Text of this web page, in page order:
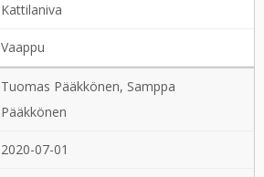
Kattilaniva
Vaappu
Tuomas Pääkkönen, Samppa
Pääkkönen
2020-07-01